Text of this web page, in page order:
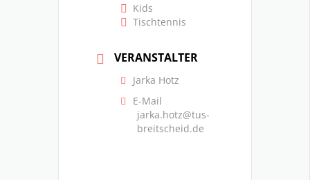
Kids
Tischtennis
VERANSTALTER
Jarka Hotz
E-Mail
jarka.hotz@tus-
breitscheid.de